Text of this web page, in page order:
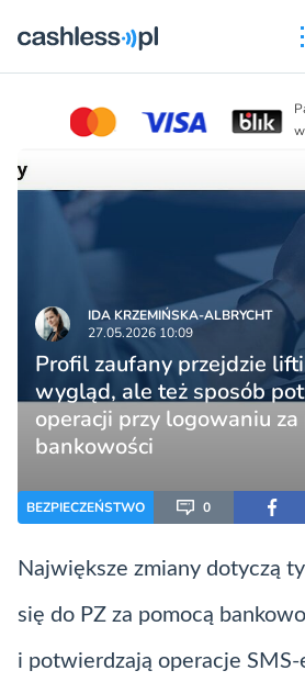
Partnerzy
wspierający
IDA KRZEMIŃSKA-ALBRYCHT
27.05.2026 10:09
Profil zaufany przejdzie
wygląd, ale też sposób
operacji przy logowaniu za
bankowości
BEZPIECZEŃSTWO 0
Największe zmiany dotyczą
się do PZ za pomocą
i potwierdzają operacje